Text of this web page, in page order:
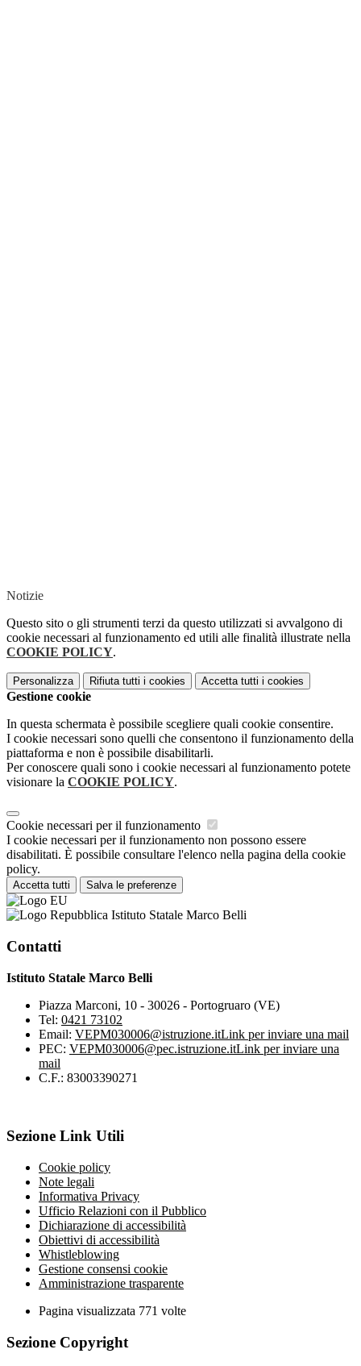
Notizie
Questo sito o gli strumenti terzi da questo utilizzati si avvalgono di
cookie necessari al funzionamento ed utili alle finalità illustrate nella
COOKIE POLICY.
Personalizza Rifiuta tutti i cookies Accetta tutti i cookies
Gestione cookie
In questa schermata è possibile scegliere quali cookie consentire.
I cookie necessari sono quelli che consentono il funzionamento della
piattaforma e non è possibile disabilitarli.
Per conoscere quali sono i cookie necessari al funzionamento potete
visionare la COOKIE POLICY.
Cookie necessari per il funzionamento
I cookie necessari per il funzionamento non possono essere
disabilitati. È possibile consultare l'elenco nella pagina della cookie
policy.
Accetta tutti Salva le preferenze
Istituto Statale Marco Belli
Contatti
Istituto Statale Marco Belli
Piazza Marconi, 10 - 30026 - Portogruaro (VE)
Tel: 0421 73102
Email: VEPM030006@istruzione.itLink per inviare una mail
PEC: VEPM030006@pec.istruzione.itLink per inviare una
mail
C.F.: 83003390271
Sezione Link Utili
Cookie policy
Note legali
Informativa Privacy
Ufficio Relazioni con il Pubblico
Dichiarazione di accessibilità
Obiettivi di accessibilità
Whistleblowing
Gestione consensi cookie
Amministrazione trasparente
Pagina visualizzata 771 volte
Sezione Copyright